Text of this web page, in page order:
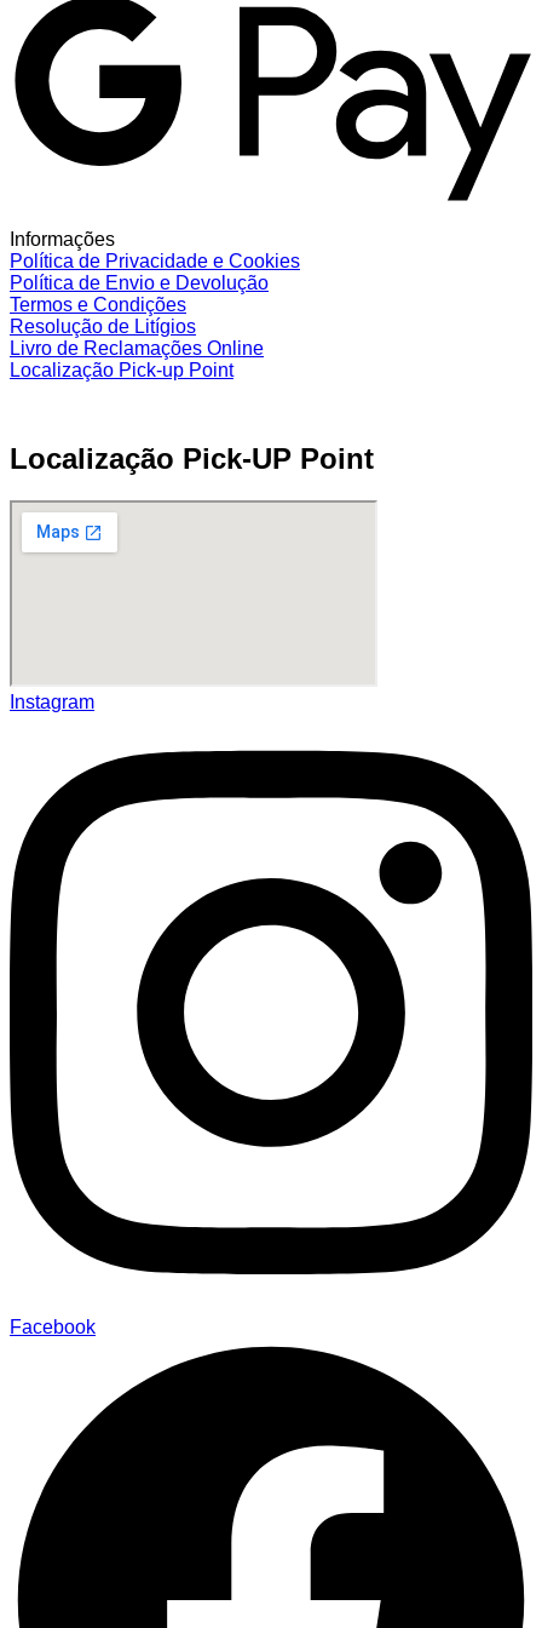
Informações
Política de Privacidade e Cookies
Política de Envio e Devolução
Termos e Condições
Resolução de Litígios
Livro de Reclamações Online
Localização Pick-up Point
Localização Pick-UP Point
Instagram
Facebook